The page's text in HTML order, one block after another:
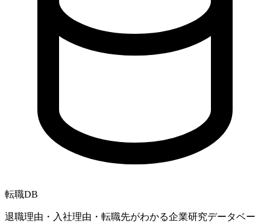
転職DB
退職理由・入社理由・転職先がわかる企業研究データベー